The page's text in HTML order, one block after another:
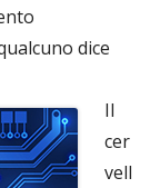
dice
Il
cer
vell